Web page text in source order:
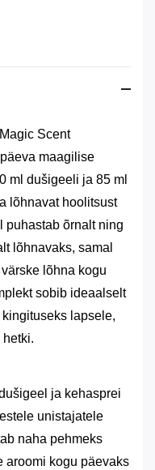
Scent
maagilise
ml dušigeeli ja 85 ml
lõhnavat hoolitsust
puhastab õrnalt ning
lõhnavaks, samal
lõhna kogu
sobib ideaalselt
lapsele,
ja kehasprei
unistajatele
naha pehmeks
aroomi kogu päevaks